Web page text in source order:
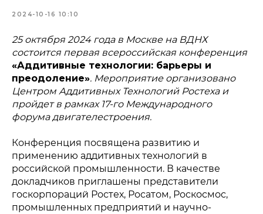
2024-10-16 10:10
25 октября 2024 года в Москве на ВДНХ
состоится первая всероссийская конференция
«Аддитивные технологии: барьеры и
преодоление». Мероприятие организовано
Центром Аддитивных Технологий Ростеха и
пройдет в рамках 17-го Международного
форума двигателестроения.
Конференция посвящена развитию и
применению аддитивных технологий в
российской промышленности. В качестве
докладчиков приглашены представители
госкорпораций Ростех, Росатом, Роскосмос,
промышленных предприятий и научно-